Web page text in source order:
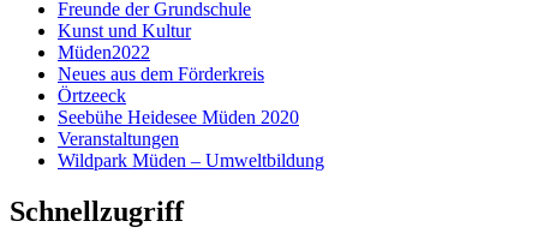
Freunde der Grundschule
Kunst und Kultur
Müden2022
Neues aus dem Förderkreis
Örtzeeck
Seebühe Heidesee Müden 2020
Veranstaltungen
Wildpark Müden – Umweltbildung
Schnellzugriff